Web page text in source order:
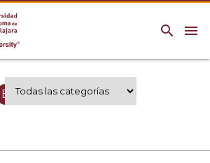
menu
search
Expertos UAG